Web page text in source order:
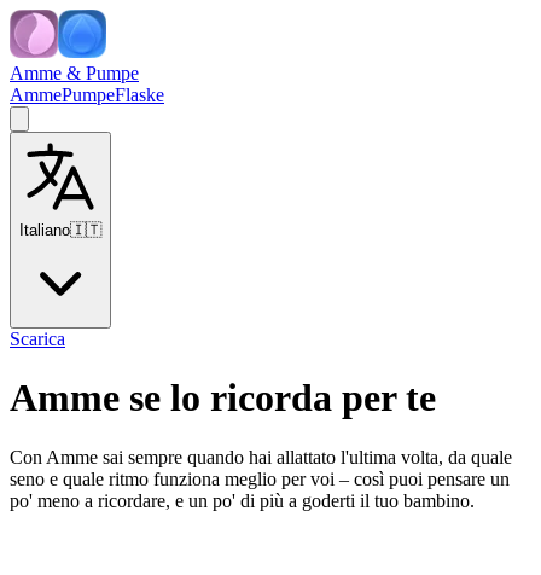
Amme & Pumpe
AmmePumpeFlaske
Italiano🇮🇹
Scarica
Amme se lo ricorda per te
Con Amme sai sempre quando hai allattato l'ultima volta, da quale
seno e quale ritmo funziona meglio per voi – così puoi pensare un
po' meno a ricordare, e un po' di più a goderti il tuo bambino.